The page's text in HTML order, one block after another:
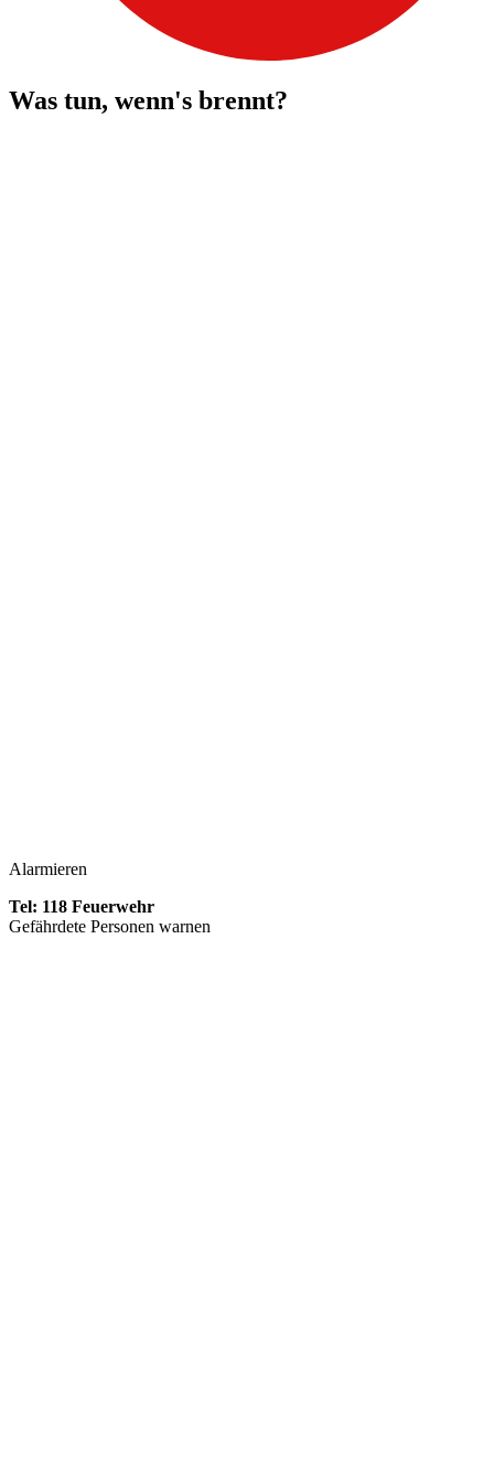
Was tun, wenn's brennt?
Alarmieren
Tel: 118 Feuerwehr
Gefährdete Personen warnen